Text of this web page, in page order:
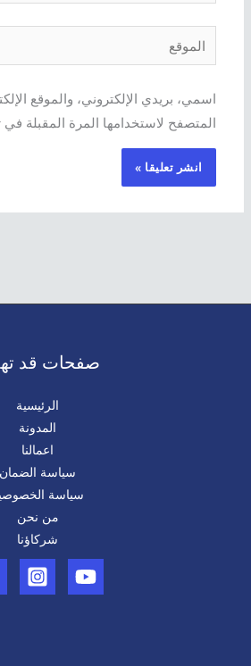
الموقع
اسمي، بريدي الإلكتروني، والموقع
المتصفح لاستخدامها المرة المقبلة في
صفحات قد
الرئيسية
المدونة
اعمالنا​
سياسة الضمان
سياسة
من نحن
شركاؤنا